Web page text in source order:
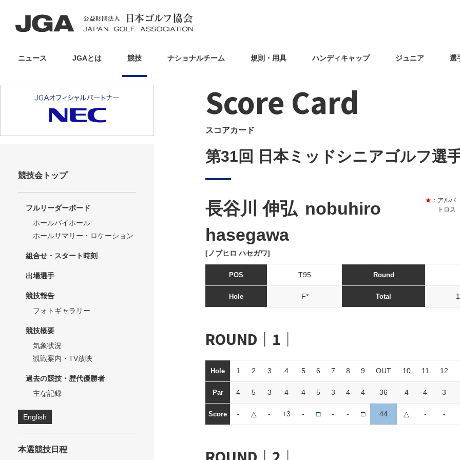
ニュース JGAとは 競技 ナショナルチーム 規則・用具 ハンディキャップ ジュニア 選
Score Card
スコアカード
第31回 日本ミッドシニアゴルフ選
長谷川 伸弘 nobuhiro
hasegawa
[ノブヒロ ハセガワ]
★ ：アルバ
トロス
POS T95 Round
Hole F* Total
ROUND｜1｜
Hole 1 2 3 4 5 6 7 8 9 OUT 10 11 12
Par 4 5 3 4 4 5 3 4 4 36 4 4 3
Score - △ - +3 - □ - - □ 44 △ - -
競技会トップ
フルリーダーボード
ホールバイホール
ホールサマリー・ロケーション
組合せ・スタート時刻
出場選手
競技報告
フォトギャラリー
競技概要
気象状況
観戦案内・TV放映
過去の競技・歴代優勝者
主な記録
English
本選競技日程